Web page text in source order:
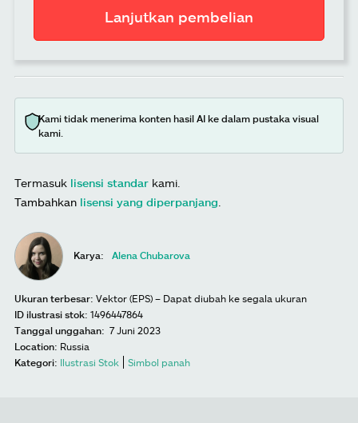
Lanjutkan pembelian
Kami tidak menerima konten hasil AI ke dalam pustaka visual
kami.
Termasuk lisensi standar kami.
Tambahkan lisensi yang diperpanjang
Karya: Alena Chubarova
Ukuran terbesar: Vektor (EPS) – Dapat diubah ke segala ukuran
ID ilustrasi stok: 1496447864
Tanggal unggahan: 7 Juni 2023
Location: Russia
Kategori: Ilustrasi Stok Simbol panah